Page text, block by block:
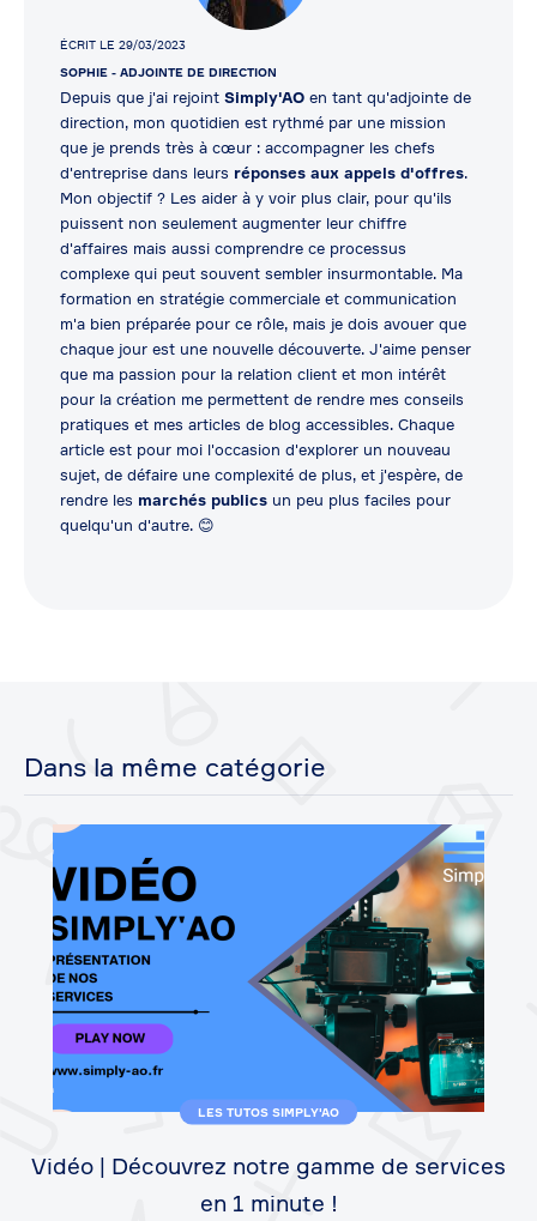
ÉCRIT LE 29/03/2023
SOPHIE - ADJOINTE DE DIRECTION
Depuis que j'ai rejoint Simply'AO en tant qu'adjointe de
direction, mon quotidien est rythmé par une mission
que je prends très à cœur : accompagner les chefs
d'entreprise dans leurs réponses aux appels d'offres.
Mon objectif ? Les aider à y voir plus clair, pour qu'ils
puissent non seulement augmenter leur chiffre
d'affaires mais aussi comprendre ce processus
complexe qui peut souvent sembler insurmontable. Ma
formation en stratégie commerciale et communication
m'a bien préparée pour ce rôle, mais je dois avouer que
chaque jour est une nouvelle découverte. J'aime penser
que ma passion pour la relation client et mon intérêt
pour la création me permettent de rendre mes conseils
pratiques et mes articles de blog accessibles. Chaque
article est pour moi l'occasion d'explorer un nouveau
sujet, de défaire une complexité de plus, et j'espère, de
rendre les marchés publics un peu plus faciles pour
quelqu'un d'autre. 😊
Dans la même catégorie
LES TUTOS SIMPLY'AO
Vidéo | Découvrez notre gamme de services
en 1 minute !